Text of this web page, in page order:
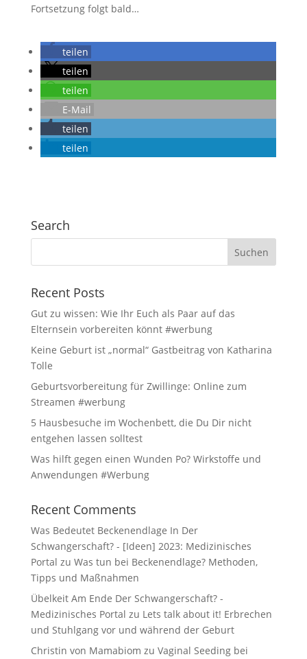
Fortsetzung folgt bald…
teilen
teilen
teilen
E-Mail
teilen
teilen
Search
Recent Posts
Gut zu wissen: Wie Ihr Euch als Paar auf das
Elternsein vorbereiten könnt #werbung
Keine Geburt ist „normal“ Gastbeitrag von Katharina
Tolle
Geburtsvorbereitung für Zwillinge: Online zum
Streamen #werbung
5 Hausbesuche im Wochenbett, die Du Dir nicht
entgehen lassen solltest
Was hilft gegen einen Wunden Po? Wirkstoffe und
Anwendungen #Werbung
Recent Comments
Was Bedeutet Beckenendlage In Der
Schwangerschaft? - [Ideen] 2023: Medizinisches
Portal zu Was tun bei Beckenendlage? Methoden,
Tipps und Maßnahmen
Übelkeit Am Ende Der Schwangerschaft? -
Medizinisches Portal zu Lets talk about it! Erbrechen
und Stuhlgang vor und während der Geburt
Christin von Mamabiom zu Vaginal Seeding bei